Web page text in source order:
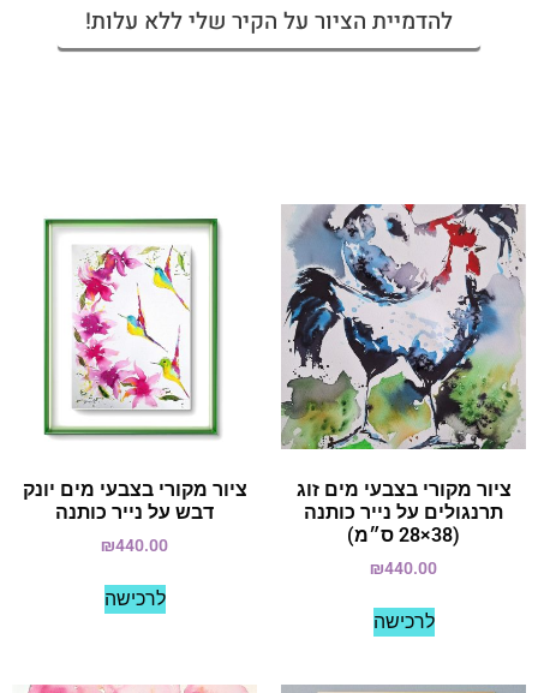
להדמיית הציור על הקיר שלי ללא עלות!
ציור מקורי בצבעי מים זוג
תרנגולים על נייר כותנה
(38×28 ס״מ)
₪440.00
לרכישה
ציור מקורי בצבעי מים יונק
דבש על נייר כותנה
₪440.00
לרכישה